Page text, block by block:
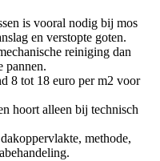
is vooral nodig bij mos
en verstopte goten.
reiniging dan
pannen.
8 tot 18 euro per m2 voor
hoort alleen bij technisch
methode,